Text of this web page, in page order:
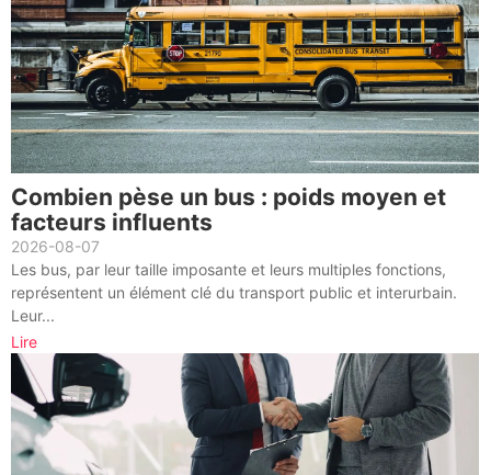
Combien pèse un bus : poids moyen et
facteurs influents
2026-08-07
Les bus, par leur taille imposante et leurs multiples fonctions,
représentent un élément clé du transport public et interurbain.
Leur...
Lire